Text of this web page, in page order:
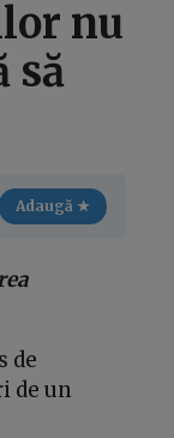
nu
să
Adaugă ★
de
de un